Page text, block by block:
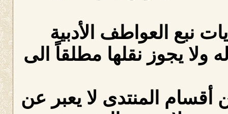
نبع العواطف الأدبية
ولا يجوز نقلها مطلقاً الى
المنتدى لا يعبر عن